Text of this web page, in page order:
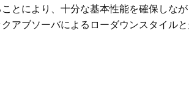
とにより、十分な基本性能を確保しなが
アブソーバによるローダウンスタイルと